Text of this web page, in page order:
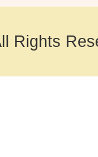
Rights